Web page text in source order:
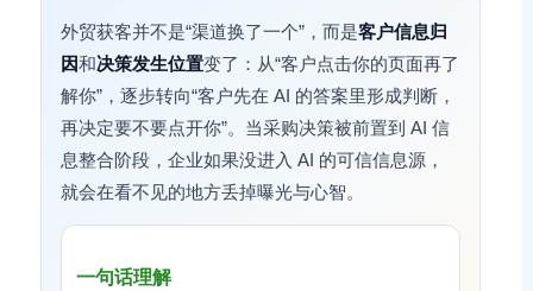
外贸获客并不是“渠道换了一个”，而是客户信息归
因和决策发生位置变了：从“客户点击你的页面再了
解你”，逐步转向“客户先在 AI 的答案里形成判断，
再决定要不要点开你”。当采购决策被前置到 AI 信
息整合阶段，企业如果没进入 AI 的可信信息源，
就会在看不见的地方丢掉曝光与心智。
一句话理解